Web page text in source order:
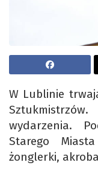
W Lublinie
wydarzenia.
Starego
żonglerki,